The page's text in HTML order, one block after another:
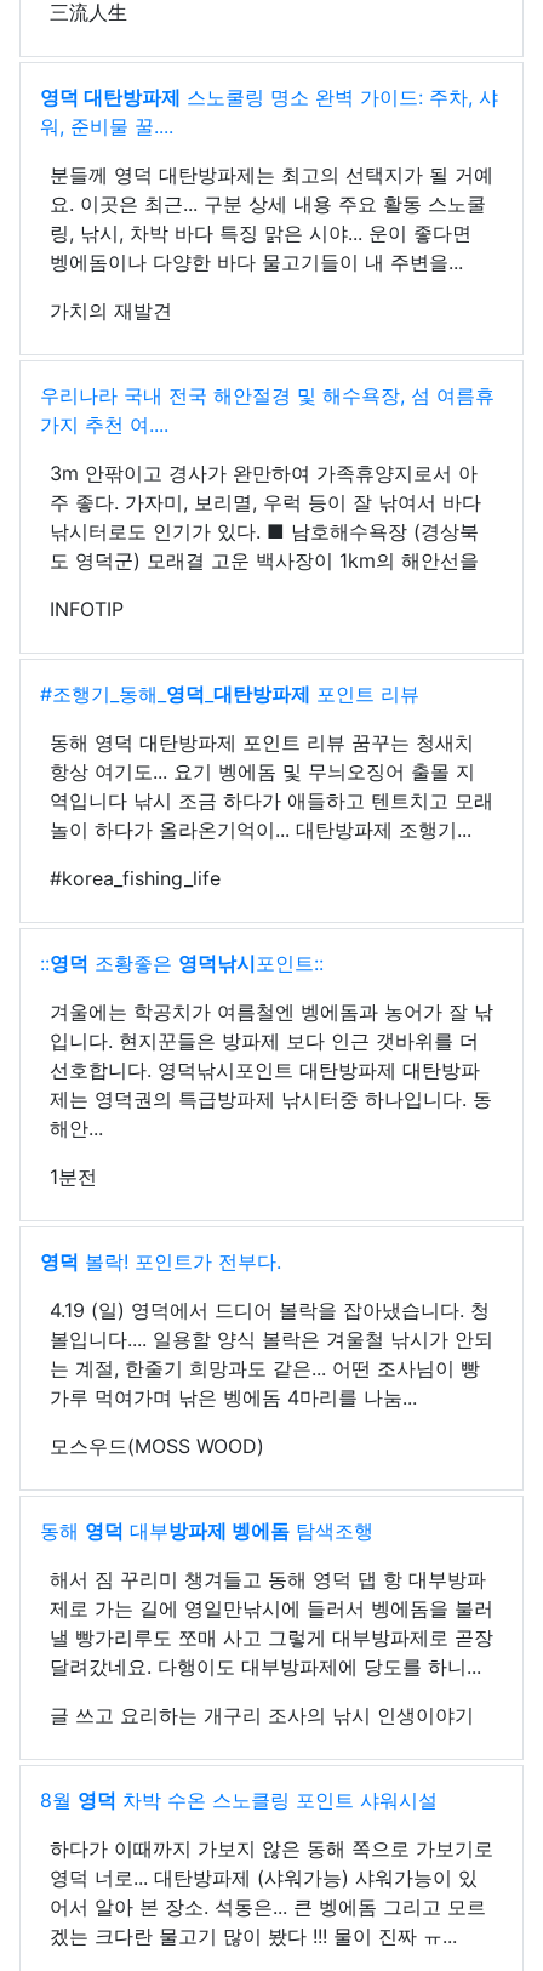
三流人生
영덕 대탄방파제 스노쿨링 명소 완벽 가이드: 주차, 샤
워, 준비물 꿀....
분들께 영덕 대탄방파제는 최고의 선택지가 될 거예
요. 이곳은 최근... 구분 상세 내용 주요 활동 스노쿨
링, 낚시, 차박 바다 특징 맑은 시야... 운이 좋다면
벵에돔이나 다양한 바다 물고기들이 내 주변을...
가치의 재발견
우리나라 국내 전국 해안절경 및 해수욕장, 섬 여름휴
가지 추천 여....
3m 안팎이고 경사가 완만하여 가족휴양지로서 아
주 좋다. 가자미, 보리멸, 우럭 등이 잘 낚여서 바다
낚시터로도 인기가 있다. ■ 남호해수욕장 (경상북
도 영덕군) 모래결 고운 백사장이 1km의 해안선을
INFOTIP
#조행기_동해_ 영덕 대탄방파제 포인트 리뷰
동해 영덕 대탄방파제 포인트 리뷰 꿈꾸는 청새치
항상 여기도... 요기 벵에돔 및 무늬오징어 출몰 지
역입니다 낚시 조금 하다가 애들하고 텐트치고 모래
놀이 하다가 올라온기억이... 대탄방파제 조행기...
#korea_fishing_life
::영덕 조황좋은 영덕낚시포인트::
겨울에는 학공치가 여름철엔 벵에돔과 농어가 잘 낚
입니다. 현지꾼들은 방파제 보다 인근 갯바위를 더
선호합니다. 영덕낚시포인트 대탄방파제 대탄방파
제는 영덕권의 특급방파제 낚시터중 하나입니다. 동
해안...
1분전
영덕 볼락! 포인트가 전부다.
4.19 (일) 영덕에서 드디어 볼락을 잡아냈습니다. 청
볼입니다.... 일용할 양식 볼락은 겨울철 낚시가 안되
는 계절, 한줄기 희망과도 같은... 어떤 조사님이 빵
가루 먹여가며 낚은 벵에돔 4마리를 나눔...
모스우드(MOSS WOOD)
동해 영덕 대부방파제 벵에돔 탐색조행
해서 짐 꾸리미 챙겨들고 동해 영덕 댑 항 대부방파
제로 가는 길에 영일만낚시에 들러서 벵에돔을 불러
낼 빵가리루도 쪼매 사고 그렇게 대부방파제로 곧장
달려갔네요. 다행이도 대부방파제에 당도를 하니...
글 쓰고 요리하는 개구리 조사의 낚시 인생이야기
8월 영덕 차박 수온 스노클링 포인트 샤워시설
하다가 이때까지 가보지 않은 동해 쪽으로 가보기로
영덕 너로... 대탄방파제 (샤워가능) 샤워가능이 있
어서 알아 본 장소. 석동은... 큰 벵에돔 그리고 모르
겠는 크다란 물고기 많이 봤다 !!! 물이 진짜 ㅠ...